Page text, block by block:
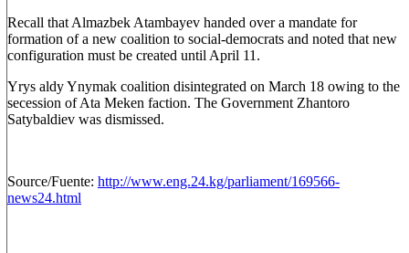
Recall that Almazbek Atambayev handed over a mandate for
formation of a new coalition to social-democrats and noted that new
configuration must be created until April 11.
Yrys aldy Ynymak coalition disintegrated on March 18 owing to the
secession of Ata Meken faction. The Government Zhantoro
Satybaldiev was dismissed.
Source/Fuente: http://www.eng.24.kg/parliament/169566-
news24.html